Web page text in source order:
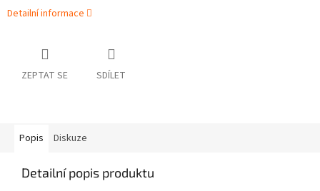
Detailní informace
ZEPTAT SE SDÍLET
Popis Diskuze
Detailní popis produktu